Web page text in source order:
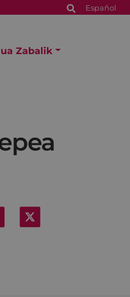
Español
Zabalik